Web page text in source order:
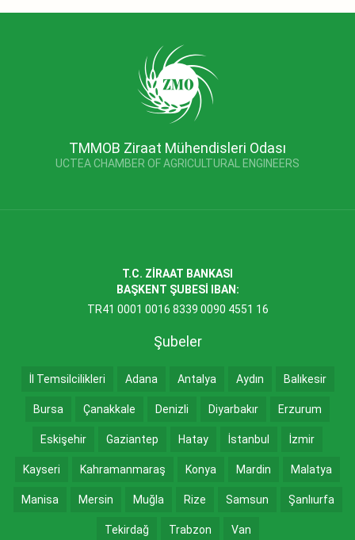
TMMOB Ziraat Mühendisleri Odası
UCTEA CHAMBER OF AGRICULTURAL ENGINEERS
T.C. ZİRAAT BANKASI
BAŞKENT ŞUBESİ IBAN:
TR41 0001 0016 8339 0090 4551 16
Şubeler
İl Temsilcilikleri Adana Antalya Aydın Balıkesir
Bursa Çanakkale Denizli Diyarbakır Erzurum
Eskişehir Gaziantep Hatay İstanbul İzmir
Kayseri Kahramanmaraş Konya Mardin Malatya
Manisa Mersin Muğla Rize Samsun Şanlıurfa
Tekirdağ Trabzon Van